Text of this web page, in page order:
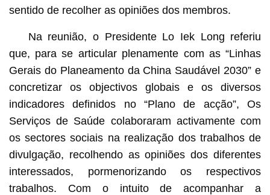
sentido de recolher as opiniões dos membros.
Na reunião, o Presidente Lo Iek Long referiu
que, para se articular plenamente com as “Linhas
Gerais do Planeamento da China Saudável 2030” e
concretizar os objectivos globais e os diversos
indicadores definidos no “Plano de acção”, Os
Serviços de Saúde colaboraram activamente com
os sectores sociais na realização dos trabalhos de
divulgação, recolhendo as opiniões dos diferentes
interessados, pormenorizando os respectivos
trabalhos. Com o intuito de acompanhar a